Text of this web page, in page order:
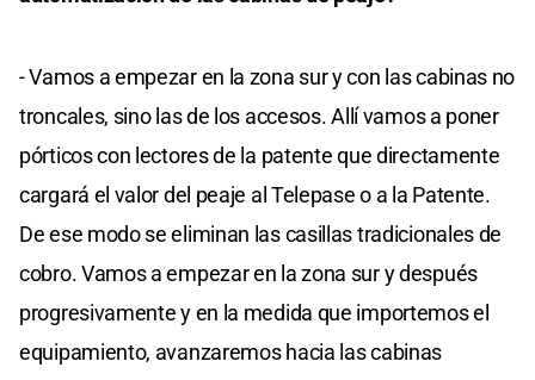
- Vamos a empezar en la zona sur y con las cabinas no
troncales, sino las de los accesos. Allí vamos a poner
pórticos con lectores de la patente que directamente
cargará el valor del peaje al Telepase o a la Patente.
De ese modo se eliminan las casillas tradicionales de
cobro. Vamos a empezar en la zona sur y después
progresivamente y en la medida que importemos el
equipamiento, avanzaremos hacia las cabinas